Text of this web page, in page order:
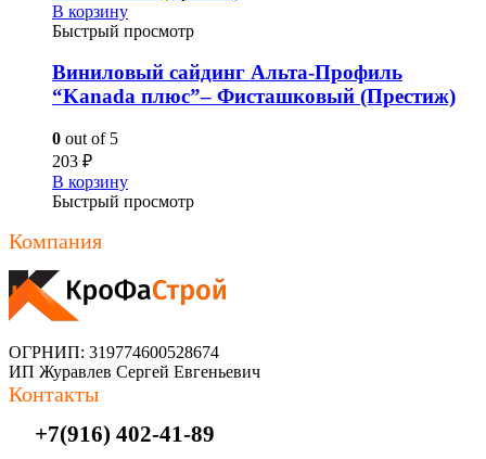
В корзину
Быстрый просмотр
Виниловый сайдинг Альта-Профиль
“Kanada плюс”– Фисташковый (Престиж)
0 out of 5
203 ₽
В корзину
Быстрый просмотр
Компания
ОГРНИП: 319774600528674
ИП Журавлев Сергей Евгеньевич
Контакты
+7(916) 402-41-89